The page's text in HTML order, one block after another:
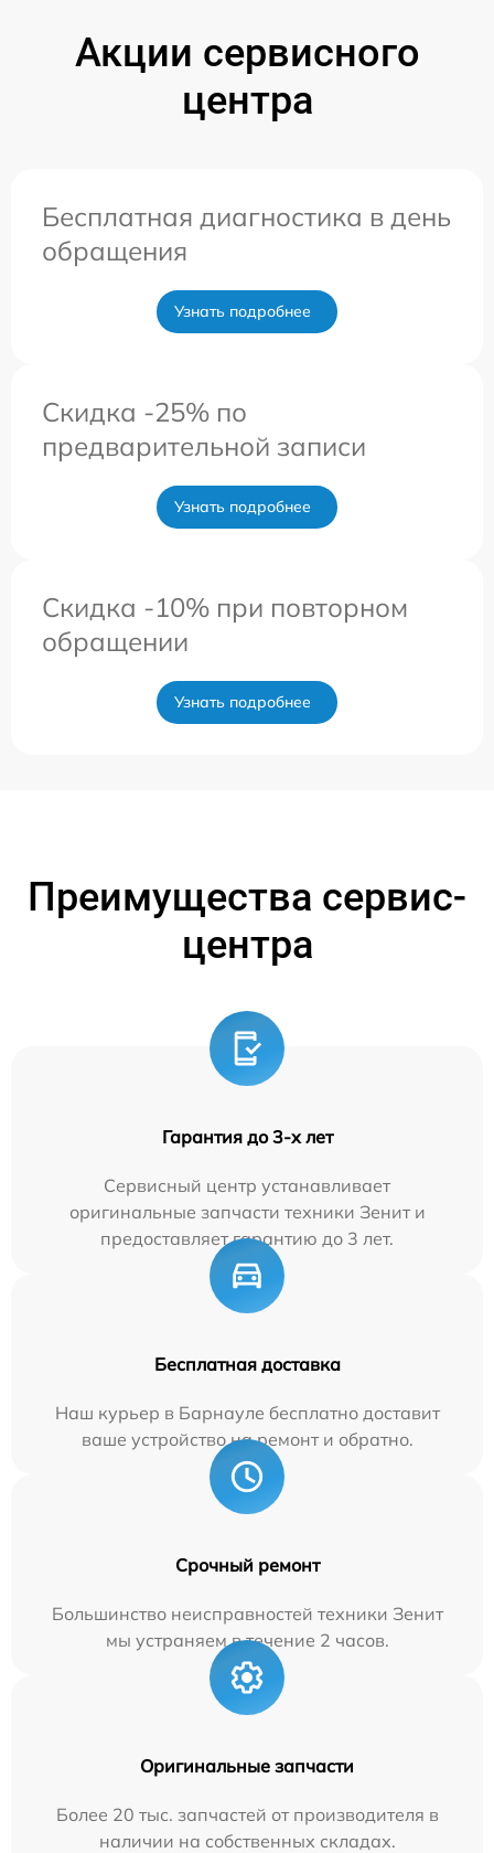
Акции сервисного
центра
Бесплатная диагностика в день
обращения
Узнать подробнее
Скидка -25% по
предварительной записи
Узнать подробнее
Скидка -10% при повторном
обращении
Узнать подробнее
Преимущества сервис-
центра
Гарантия до 3-х лет
Сервисный центр устанавливает
оригинальные запчасти техники Зенит и
предоставляет гарантию до 3 лет.
Бесплатная доставка
Наш курьер в Барнауле бесплатно доставит
ваше устройство на ремонт и обратно.
Срочный ремонт
Большинство неисправностей техники Зенит
мы устраняем в течение 2 часов.
Оригинальные запчасти
Более 20 тыс. запчастей от производителя в
наличии на собственных складах.